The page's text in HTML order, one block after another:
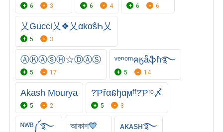
6 3 6 4 6 6
乂Gucci乂❖乂αkαŝҺ乂
5 3
ⒶⓀⒶⓢⒽ☆ⒹⒶⓈ
5 17
ᵛᵉⁿᵒᵐคӄǟֆɦ࿐
5 14
Akash Mourya
5 2
?Ƥřαនђαϻᶠᶠ?Ƥʳᵒ〆
5 3
ᴺᵂᴮ༼࿐ আকাশ💙 ᴀᴋᴀѕʜ࿐